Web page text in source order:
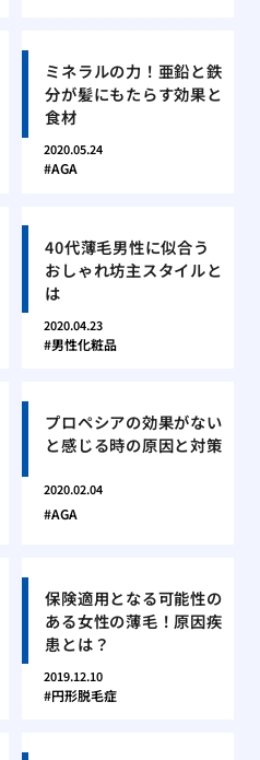
ミネラルの力！亜鉛と鉄
分が髪にもたらす効果と
食材
2020.05.24
AGA
40代薄毛男性に似合う
おしゃれ坊主スタイルと
は
2020.04.23
男性化粧品
プロペシアの効果がない
と感じる時の原因と対策
2020.02.04
AGA
保険適用となる可能性の
ある女性の薄毛！原因疾
患とは？
2019.12.10
円形脱毛症